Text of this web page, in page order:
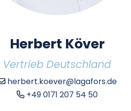
Herbert Köver
Vertrieb Deutschland
herbert.koever@lagafors.de
+49 0171 207 54 50